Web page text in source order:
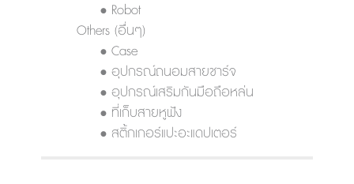
• Robot
Others (อื่นๆ)
• Case
• อุปกรณ์ถนอมสายชาร์จ
• อุปกรณ์เสริมกันมือถือหล่น
• ที่เก็บสายหูฟัง
• สติ้กเกอร์แปะอะแดปเตอร์